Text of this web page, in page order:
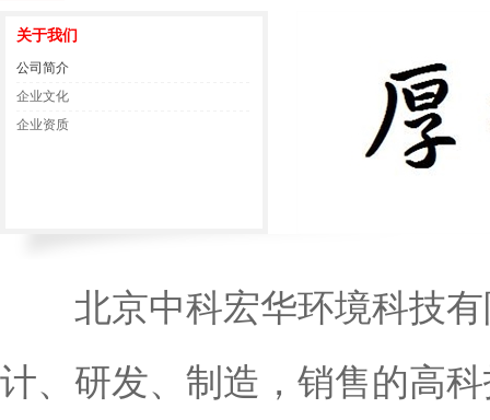
关于我们
公司简介
企业文化
企业资质
北京中科宏华环境科技有
计、研发、制造，销售的高